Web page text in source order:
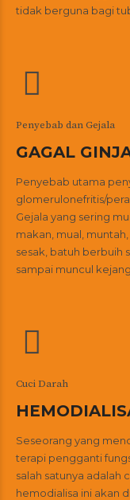
tidak berguna bagi
Penyebab dan Gejala
GAGAL
Penyebab utama
glomerulonefritis/
Gejala yang sering
makan, mual,
sesak, batuh berbuih
sampai muncul kejang.
Cuci Darah
Seseorang yang
terapi pengganti
salah satunya adalah
hemodialisa ini akan